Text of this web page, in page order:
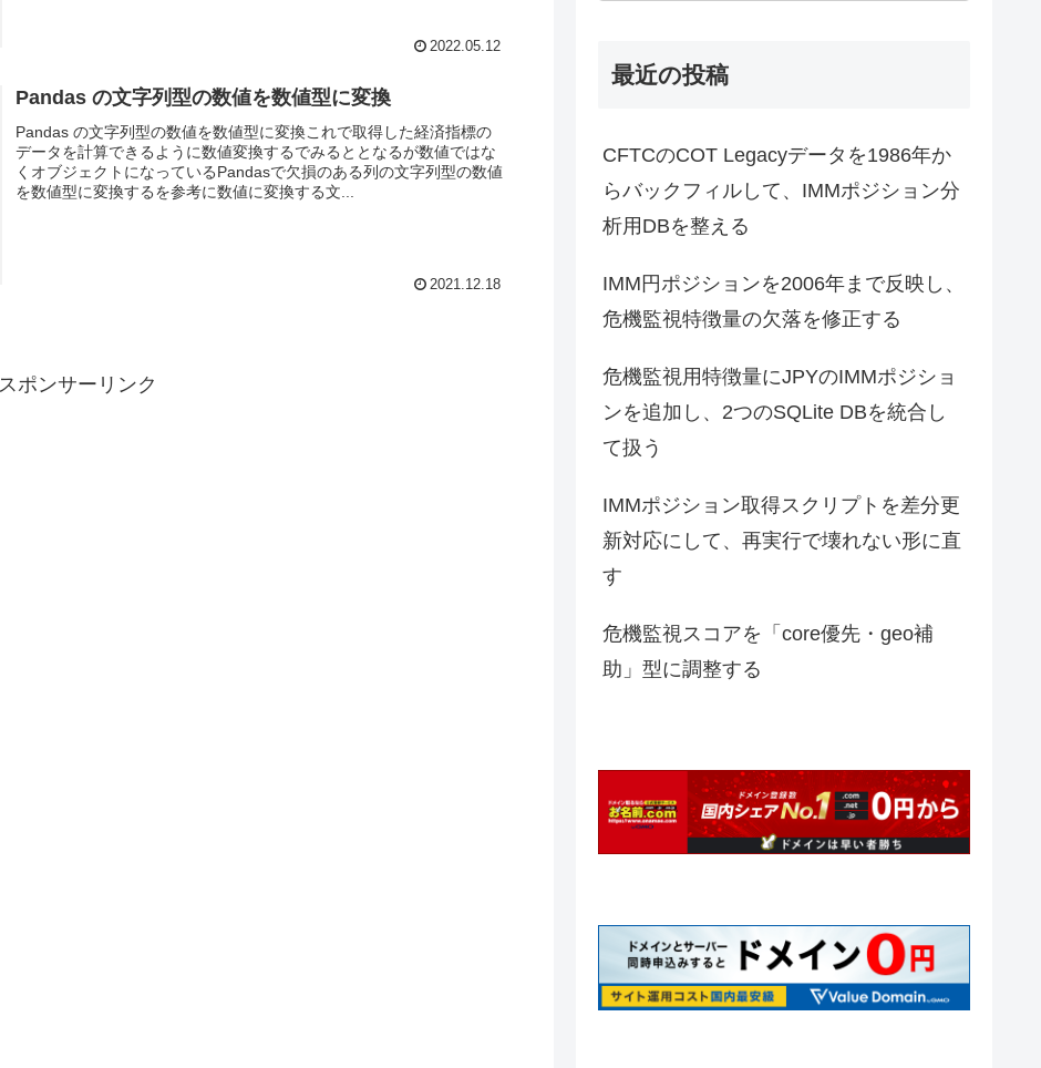
2022.05.12
Pandas の文字列型の数値を数値型に変換
Pandas の文字列型の数値を数値型に変換これで取得した経済指標の
データを計算できるように数値変換するでみるととなるが数値ではな
くオブジェクトになっているPandasで欠損のある列の文字列型の数値
を数値型に変換するを参考に数値に変換する文...
2021.12.18
スポンサーリンク
最近の投稿
CFTCのCOT Legacyデータを1986年か
らバックフィルして、IMMポジション分
析用DBを整える
IMM円ポジションを2006年まで反映し、
危機監視特徴量の欠落を修正する
危機監視用特徴量にJPYのIMMポジショ
ンを追加し、2つのSQLite DBを統合し
て扱う
IMMポジション取得スクリプトを差分更
新対応にして、再実行で壊れない形に直
す
危機監視スコアを「core優先・geo補
助」型に調整する